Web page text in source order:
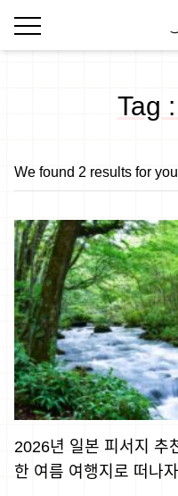
Tag
We found 2 results for
2026년 일본 피서지 추
한 여름 여행지로 떠나자